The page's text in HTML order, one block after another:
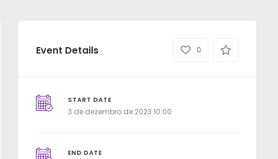
Event Details 0
START DATE
3 de dezembro de 2023 10:00
END DATE